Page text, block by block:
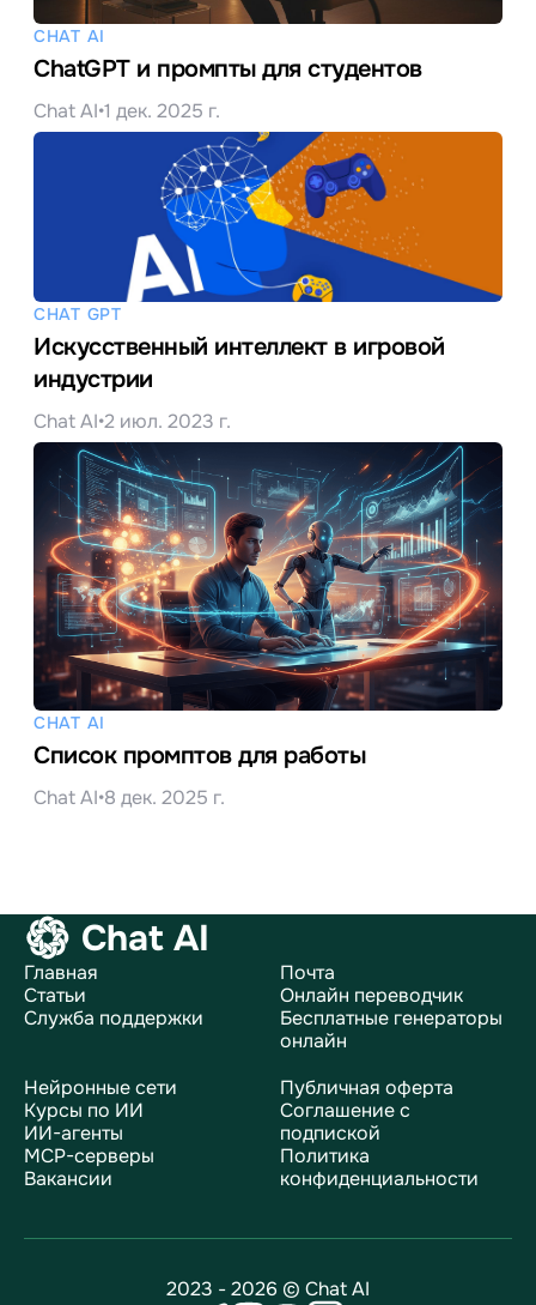
CHAT AI
ChatGPT и промпты для студентов
Chat AI•1 дек. 2025 г.
CHAT GPT
Искусственный интеллект в игровой
индустрии
Chat AI•2 июл. 2023 г.
CHAT AI
Список промптов для работы
Chat AI•8 дек. 2025 г.
Chat AI
Главная
Статьи
Служба поддержки
Почта
Онлайн переводчик
Бесплатные генераторы
онлайн
Нейронные сети
Курсы по ИИ
ИИ-агенты
MCP-серверы
Вакансии
Публичная оферта
Соглашение с
подпиской
Политика
конфиденциальности
2023 - 2026 © Chat AI